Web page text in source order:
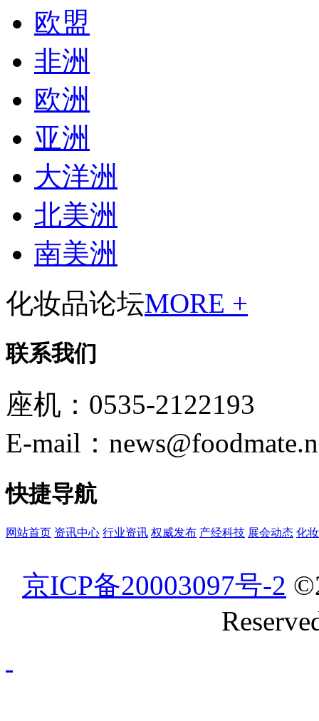
欧盟
非洲
欧洲
亚洲
大洋洲
北美洲
南美洲
化妆品论坛MORE +
联系我们
座机：0535-2122193
E-mail：
快捷导航
网站首页 资讯中心 行业资讯 权威发布 产经科技 展会动态 化
京ICP备20003097号-2